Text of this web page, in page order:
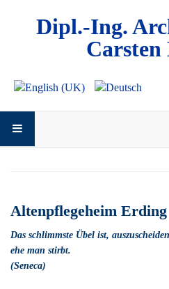
Dipl.-Ing.
Carsten
Altenpflegeheim Erding
Das schlimmste Übel ist,
ehe man stirbt.
(Seneca)